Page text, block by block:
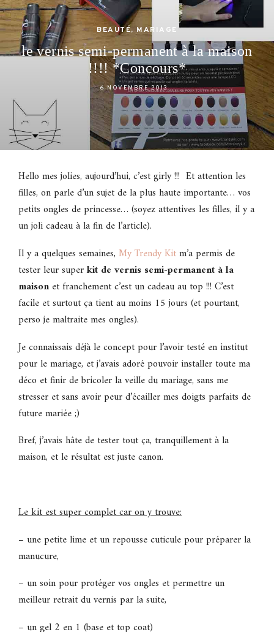
BEAUTÉ,MARIAGE
le vernis semi-permanent à la maison
!!!! *Concours*
6 NOVEMBRE 2013
Hello mes jolies, aujourd’hui, c’est girly !!! Et attention les
filles, on parle d’un sujet de la plus haute importante… vos
petits ongles de princesse… (soyez attentives les filles, il y a
un joli cadeau à la fin de l’article).
Il y a quelques semaines, My Trendy Kitm’a permis de
tester leur superkit de vernis semi-permanent à la
maisonet franchement c’est un cadeau au top !!! C’est
facile et surtout ça tient au moins 15 jours (et pourtant,
perso je maltraite mes ongles).
Je connaissais déjà le concept pour l’avoir testé en institut
pour le mariage, et j’avais adoré pouvoir installer toute ma
déco et finir de bricoler la veille du mariage, sans me
stresser et sans avoir peur d’écailler mes doigts parfaits de
future mariée ;)
Bref, j’avais hâte de tester tout ça, tranquillement à la
maison, et le résultat est juste canon.
Le kit est super complet car on y trouve:
– une petite lime et un repousse cuticule pour préparer la
manucure,
– un soin pour protéger vos ongles et permettre un
meilleur retrait du vernis par la suite,
– un gel 2 en 1 (base et top coat)